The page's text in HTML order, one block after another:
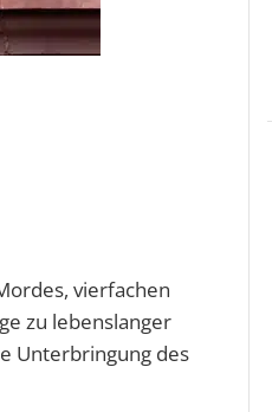
vierfachen
zu lebenslanger
Unterbringung des